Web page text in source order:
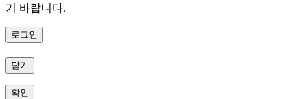
기 바랍니다.
로그인
닫기
확인